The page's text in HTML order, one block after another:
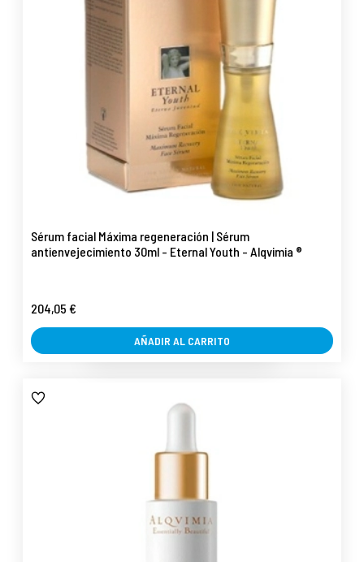
Sérum facial Máxima regeneración | Sérum
antienvejecimiento 30ml - Eternal Youth - Alqvimia ®
204,05 €
AÑADIR AL CARRITO